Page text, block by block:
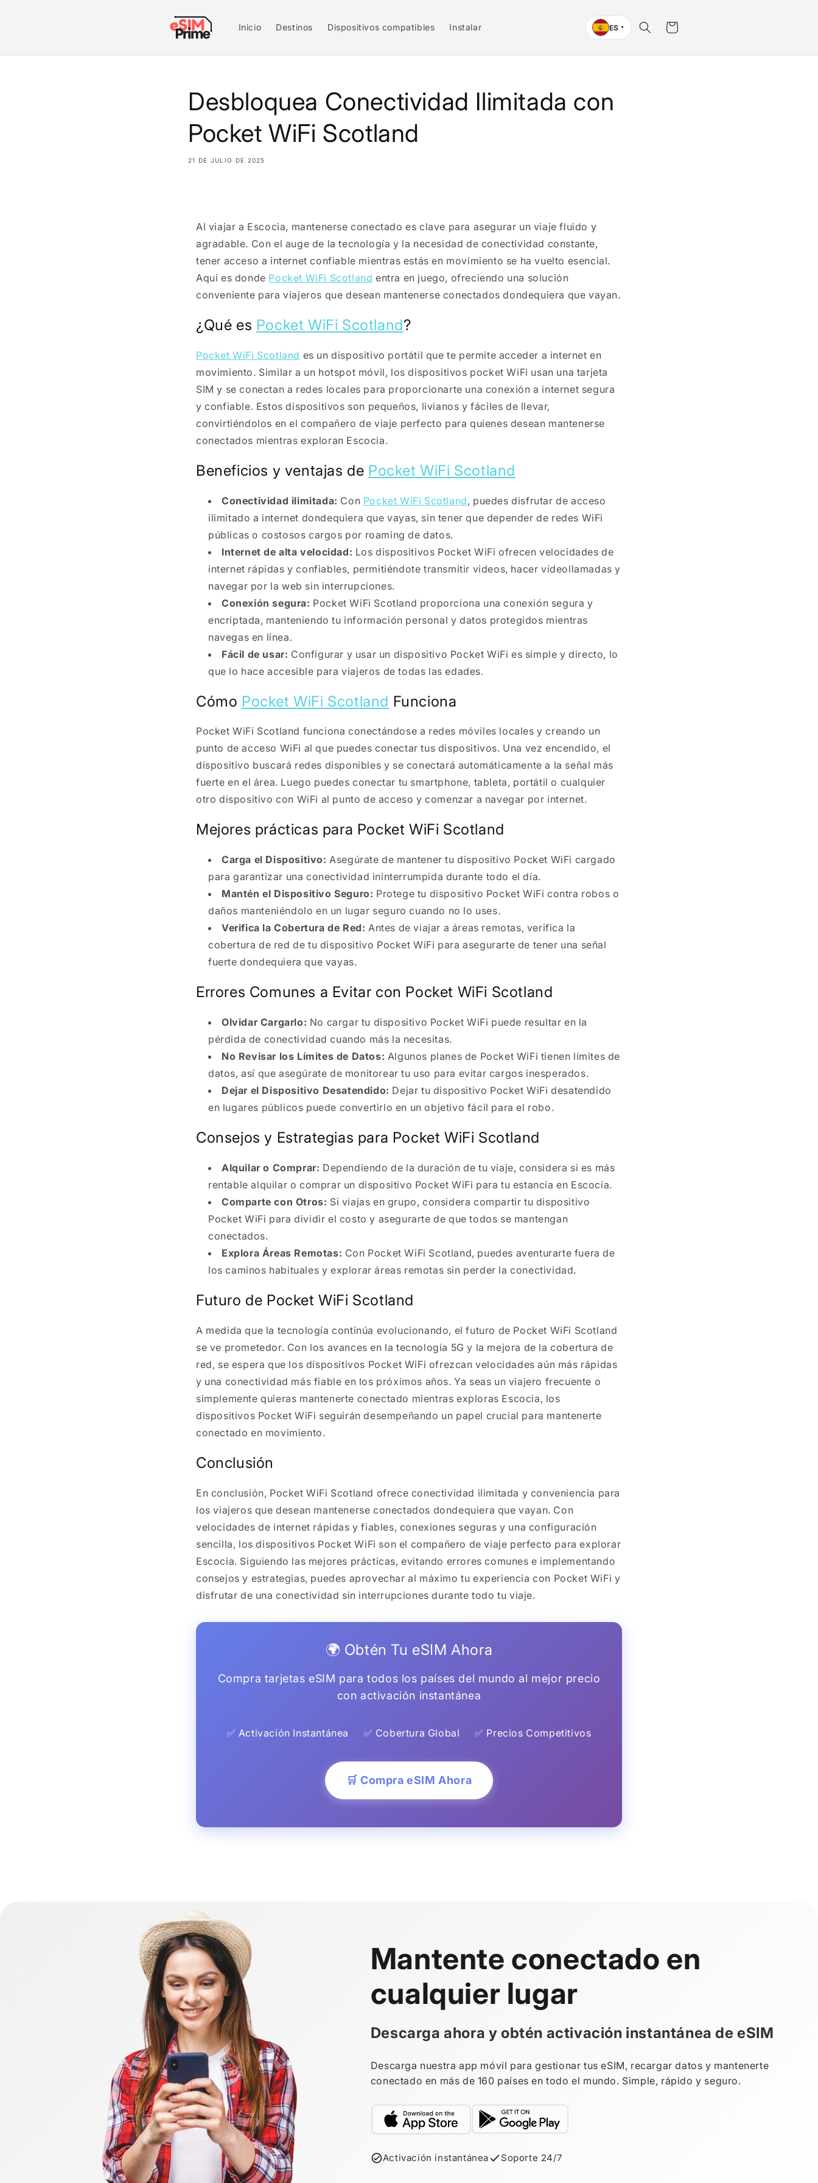
Inicio Destinos Dispositivos compatibles Instalar ES ▼ Carrito
Desbloquea Conectividad Ilimitada con
Pocket WiFi Scotland
21 DE JULIO DE 2025
Al viajar a Escocia, mantenerse conectado es clave para asegurar un viaje fluido y
agradable. Con el auge de la tecnología y la necesidad de conectividad constante,
tener acceso a internet confiable mientras estás en movimiento se ha vuelto esencial.
Aquí es donde Pocket WiFi Scotland entra en juego, ofreciendo una solución
conveniente para viajeros que desean mantenerse conectados dondequiera que vayan.
¿Qué es Pocket WiFi Scotland?
Pocket WiFi Scotland es un dispositivo portátil que te permite acceder a internet en
movimiento. Similar a un hotspot móvil, los dispositivos pocket WiFi usan una tarjeta
SIM y se conectan a redes locales para proporcionarte una conexión a internet segura
y confiable. Estos dispositivos son pequeños, livianos y fáciles de llevar,
convirtiéndolos en el compañero de viaje perfecto para quienes desean mantenerse
conectados mientras exploran Escocia.
Beneficios y ventajas de Pocket WiFi Scotland
Conectividad ilimitada: Con Pocket WiFi Scotland, puedes disfrutar de acceso
ilimitado a internet dondequiera que vayas, sin tener que depender de redes WiFi
públicas o costosos cargos por roaming de datos.
Internet de alta velocidad: Los dispositivos Pocket WiFi ofrecen velocidades de
internet rápidas y confiables, permitiéndote transmitir videos, hacer videollamadas y
navegar por la web sin interrupciones.
Conexión segura: Pocket WiFi Scotland proporciona una conexión segura y
encriptada, manteniendo tu información personal y datos protegidos mientras
navegas en línea.
Fácil de usar: Configurar y usar un dispositivo Pocket WiFi es simple y directo, lo
que lo hace accesible para viajeros de todas las edades.
Cómo Pocket WiFi Scotland Funciona
Pocket WiFi Scotland funciona conectándose a redes móviles locales y creando un
punto de acceso WiFi al que puedes conectar tus dispositivos. Una vez encendido, el
dispositivo buscará redes disponibles y se conectará automáticamente a la señal más
fuerte en el área. Luego puedes conectar tu smartphone, tableta, portátil o cualquier
otro dispositivo con WiFi al punto de acceso y comenzar a navegar por internet.
Mejores prácticas para Pocket WiFi Scotland
Carga el Dispositivo: Asegúrate de mantener tu dispositivo Pocket WiFi cargado
para garantizar una conectividad ininterrumpida durante todo el día.
Mantén el Dispositivo Seguro: Protege tu dispositivo Pocket WiFi contra robos o
daños manteniéndolo en un lugar seguro cuando no lo uses.
Verifica la Cobertura de Red: Antes de viajar a áreas remotas, verifica la
cobertura de red de tu dispositivo Pocket WiFi para asegurarte de tener una señal
fuerte dondequiera que vayas.
Errores Comunes a Evitar con Pocket WiFi Scotland
Olvidar Cargarlo: No cargar tu dispositivo Pocket WiFi puede resultar en la
pérdida de conectividad cuando más la necesitas.
No Revisar los Límites de Datos: Algunos planes de Pocket WiFi tienen límites de
datos, así que asegúrate de monitorear tu uso para evitar cargos inesperados.
Dejar el Dispositivo Desatendido: Dejar tu dispositivo Pocket WiFi desatendido
en lugares públicos puede convertirlo en un objetivo fácil para el robo.
Consejos y Estrategias para Pocket WiFi Scotland
Alquilar o Comprar: Dependiendo de la duración de tu viaje, considera si es más
rentable alquilar o comprar un dispositivo Pocket WiFi para tu estancia en Escocia.
Comparte con Otros: Si viajas en grupo, considera compartir tu dispositivo
Pocket WiFi para dividir el costo y asegurarte de que todos se mantengan
conectados.
Explora Áreas Remotas: Con Pocket WiFi Scotland, puedes aventurarte fuera de
los caminos habituales y explorar áreas remotas sin perder la conectividad.
Futuro de Pocket WiFi Scotland
A medida que la tecnología continúa evolucionando, el futuro de Pocket WiFi Scotland
se ve prometedor. Con los avances en la tecnología 5G y la mejora de la cobertura de
red, se espera que los dispositivos Pocket WiFi ofrezcan velocidades aún más rápidas
y una conectividad más fiable en los próximos años. Ya seas un viajero frecuente o
simplemente quieras mantenerte conectado mientras exploras Escocia, los
dispositivos Pocket WiFi seguirán desempeñando un papel crucial para mantenerte
conectado en movimiento.
Conclusión
En conclusión, Pocket WiFi Scotland ofrece conectividad ilimitada y conveniencia para
los viajeros que desean mantenerse conectados dondequiera que vayan. Con
velocidades de internet rápidas y fiables, conexiones seguras y una configuración
sencilla, los dispositivos Pocket WiFi son el compañero de viaje perfecto para explorar
Escocia. Siguiendo las mejores prácticas, evitando errores comunes e implementando
consejos y estrategias, puedes aprovechar al máximo tu experiencia con Pocket WiFi y
disfrutar de una conectividad sin interrupciones durante todo tu viaje.
🌍 Obtén Tu eSIM Ahora
Compra tarjetas eSIM para todos los países del mundo al mejor precio
con activación instantánea
✅ Activación Instantánea ✅ Cobertura Global ✅ Precios Competitivos
🛒 Compra eSIM Ahora
Mantente conectado en
cualquier lugar
Descarga ahora y obtén activación instantánea de eSIM
Descarga nuestra app móvil para gestionar tus eSIM, recargar datos y mantenerte
conectado en más de 160 países en todo el mundo. Simple, rápido y seguro.
Activación instantánea Soporte 24/7